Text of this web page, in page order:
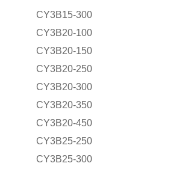
CY3B15-300
CY3B20-100
CY3B20-150
CY3B20-250
CY3B20-300
CY3B20-350
CY3B20-450
CY3B25-250
CY3B25-300